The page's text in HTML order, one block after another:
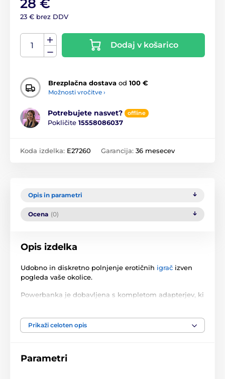
28 €
23 € brez DDV
Dodaj v košarico
Brezplačna dostava od 100 €
Možnosti vročitve ›
Potrebujete nasvet? offline
Pokličite 15558086037
Koda izdelka: E27260 Garancija: 36 mesecev
Opis in parametri
Ocena (0)
Opis izdelka
Udobno in diskretno polnjenje erotičnih igrač izven
pogleda vaše okolice.
Powerbanka je dobavljena s kompletom adapterjev, ki
Prikaži celoten opis
Parametri